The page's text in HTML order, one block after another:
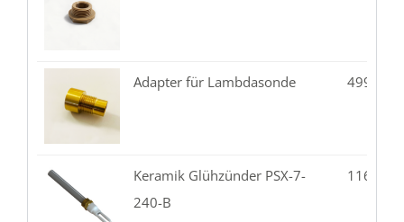
Adapter für Lambdasonde 499.99-
Keramik Glühzünder PSX-7-
240-B
116.87-